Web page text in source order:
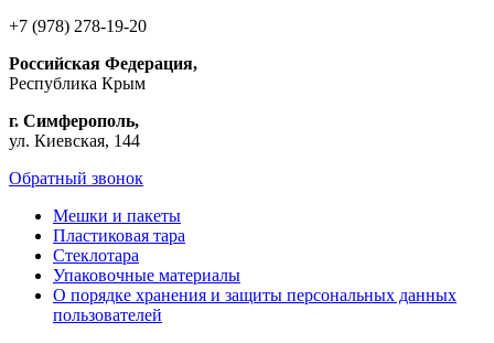
+7 (978) 278-19-20
Российская Федерация,
Республика Крым
г. Симферополь,
ул. Киевская, 144
Обратный звонок
Мешки и пакеты
Пластиковая тара
Стеклотара
Упаковочные материалы
О порядке хранения и защиты персональных данных
пользователей